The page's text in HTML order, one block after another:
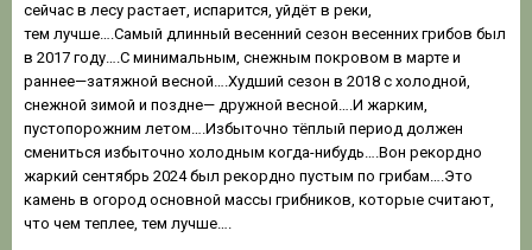
сейчас в лесу растает, испарится, уйдёт в реки,
тем лучше….Самый длинный весенний сезон весенних грибов был
в 2017 году….С минимальным, снежным покровом в марте и
раннее—затяжной весной….Худший сезон в 2018 с холодной,
снежной зимой и поздне— дружной весной….И жарким,
пустопорожним летом….Избыточно тёплый период должен
смениться избыточно холодным когда-нибудь….Вон рекордно
жаркий сентябрь 2024 был рекордно пустым по грибам….Это
камень в огород основной массы грибников, которые считают,
что чем теплее, тем лучше….